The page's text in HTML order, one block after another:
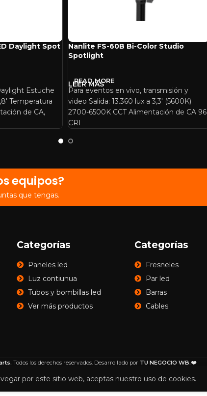
Daylight Spot
Estuche
Temperatura
de CA,
Nanlite FS-60B Bi-Color Studio
Spotlight
READ MORE
Para eventos en vivo, transmisión y
video Salida: 13.360 lux a 3,3′ (5600K)
2700-6500K CCT Alimentación de CA 96
CRI
equipos?
que tengas.
Categorías
Paneles led
Luz contiunua
Tubos y bombillas led
Ver más productos
Categorías
Fresneles
Par led
Barras
Cables
Todos los derechos reservados. Desarrollado por TU NEGOCIO WB.❤️
por este sitio web, aceptas nuestro uso de cookies.